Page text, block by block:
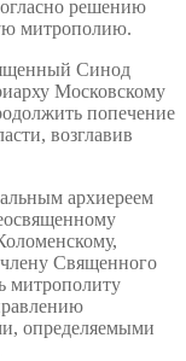
решению
митрополию.
Синод
Московскому
попечение
возглавив
архиереем
Священного
митрополиту
определяемыми